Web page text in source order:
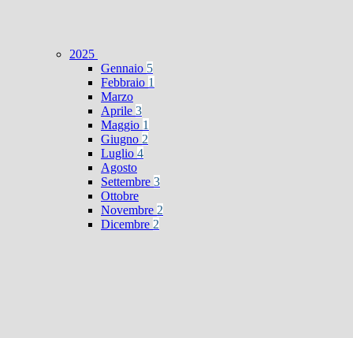
2025
Gennaio 5
Febbraio 1
Marzo
Aprile 3
Maggio 1
Giugno 2
Luglio 4
Agosto
Settembre 3
Ottobre
Novembre 2
Dicembre 2